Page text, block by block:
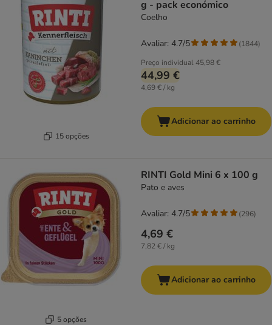
15 opções
g - pack económico
Coelho
Preço individual45,98 €
44,99 €
4,69 € / kg
Avaliar: 4.7/5 (1844)
Adicionar ao carrinho
5 opções
RINTI Gold Mini 6 x 100 g
Pato e aves
4,69 €
7,82 € / kg
Avaliar: 4.7/5 (296)
Adicionar ao carrinho